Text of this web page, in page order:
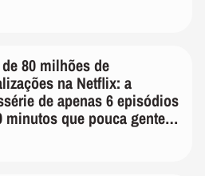
80 milhões de
na Netflix: a
de apenas 6 episódios
minutos que pouca gente